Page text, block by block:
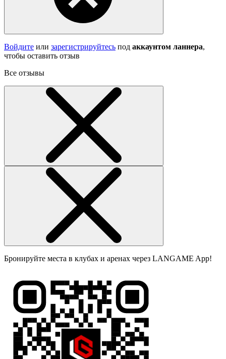
Войдите или зарегистрируйтесь под аккаунтом ланнера,
чтобы оставить отзыв
Все отзывы
Бронируйте места в клубах и аренах через LANGAME App!